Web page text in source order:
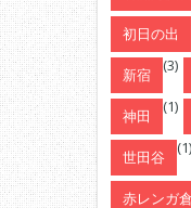
初日の出
新宿 (3)
神田 (1)
世田谷 (1)
赤レンガ